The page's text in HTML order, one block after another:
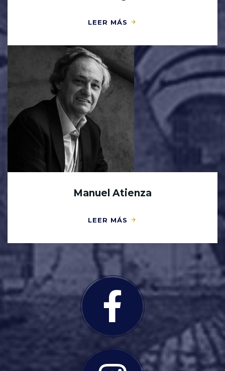
LEER MÁS
Manuel Atienza
LEER MÁS